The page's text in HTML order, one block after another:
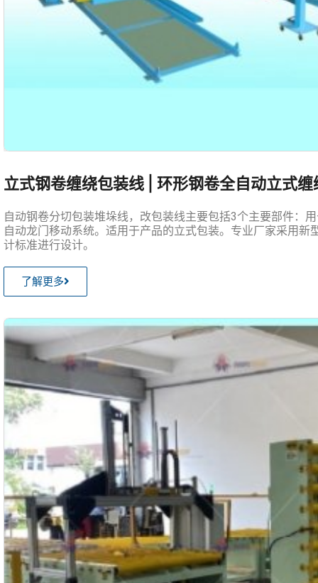
立式钢卷缠绕包装线 | 环形钢卷全自动立式
自动钢卷分切包装堆垛线，改包装线主要包括3个主要部件：
自动龙门移动系统。适用于产品的立式包装。专业厂家采用新
计标准进行设计。
了解更多